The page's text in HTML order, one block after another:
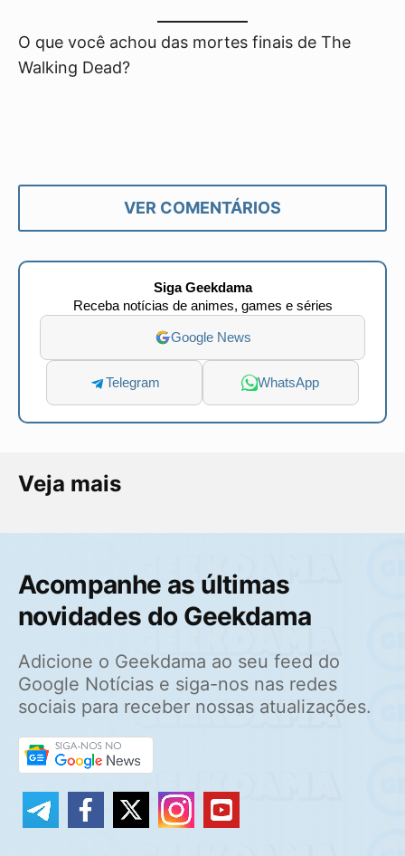
O que você achou das mortes finais de The
Walking Dead?
VER COMENTÁRIOS
Siga Geekdama
Receba notícias de animes, games e séries
Google News
Telegram WhatsApp
Veja mais
Acompanhe as últimas
novidades do Geekdama
Adicione o Geekdama ao seu feed do
Google Notícias e siga-nos nas redes
sociais para receber nossas atualizações.